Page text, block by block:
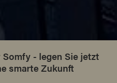
- legen Sie jetzt
smarte Zukunft